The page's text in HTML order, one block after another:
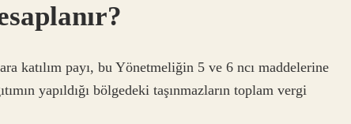
katılım payı, bu Yönetmeliğin 5 ve 6 ncı maddelerine
yapıldığı bölgedeki taşınmazların toplam vergi